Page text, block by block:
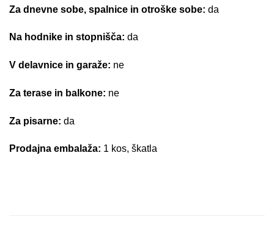
Za dnevne sobe, spalnice in otroške sobe: da
Na hodnike in stopnišča: da
V delavnice in garaže: ne
Za terase in balkone: ne
Za pisarne: da
Prodajna embalaža: 1 kos, škatla